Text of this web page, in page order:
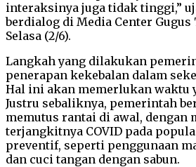
interaksinya juga tidak tinggi,”
berdialog di Media Center Gugus
Selasa (2/6).
Langkah yang dilakukan
penerapan kekebalan dalam
Hal ini akan memerlukan waktu
Justru sebaliknya, pemerintah
memutus rantai di awal, dengan
terjangkitnya COVID pada
preventif, seperti penggunaan
dan cuci tangan dengan sabun.